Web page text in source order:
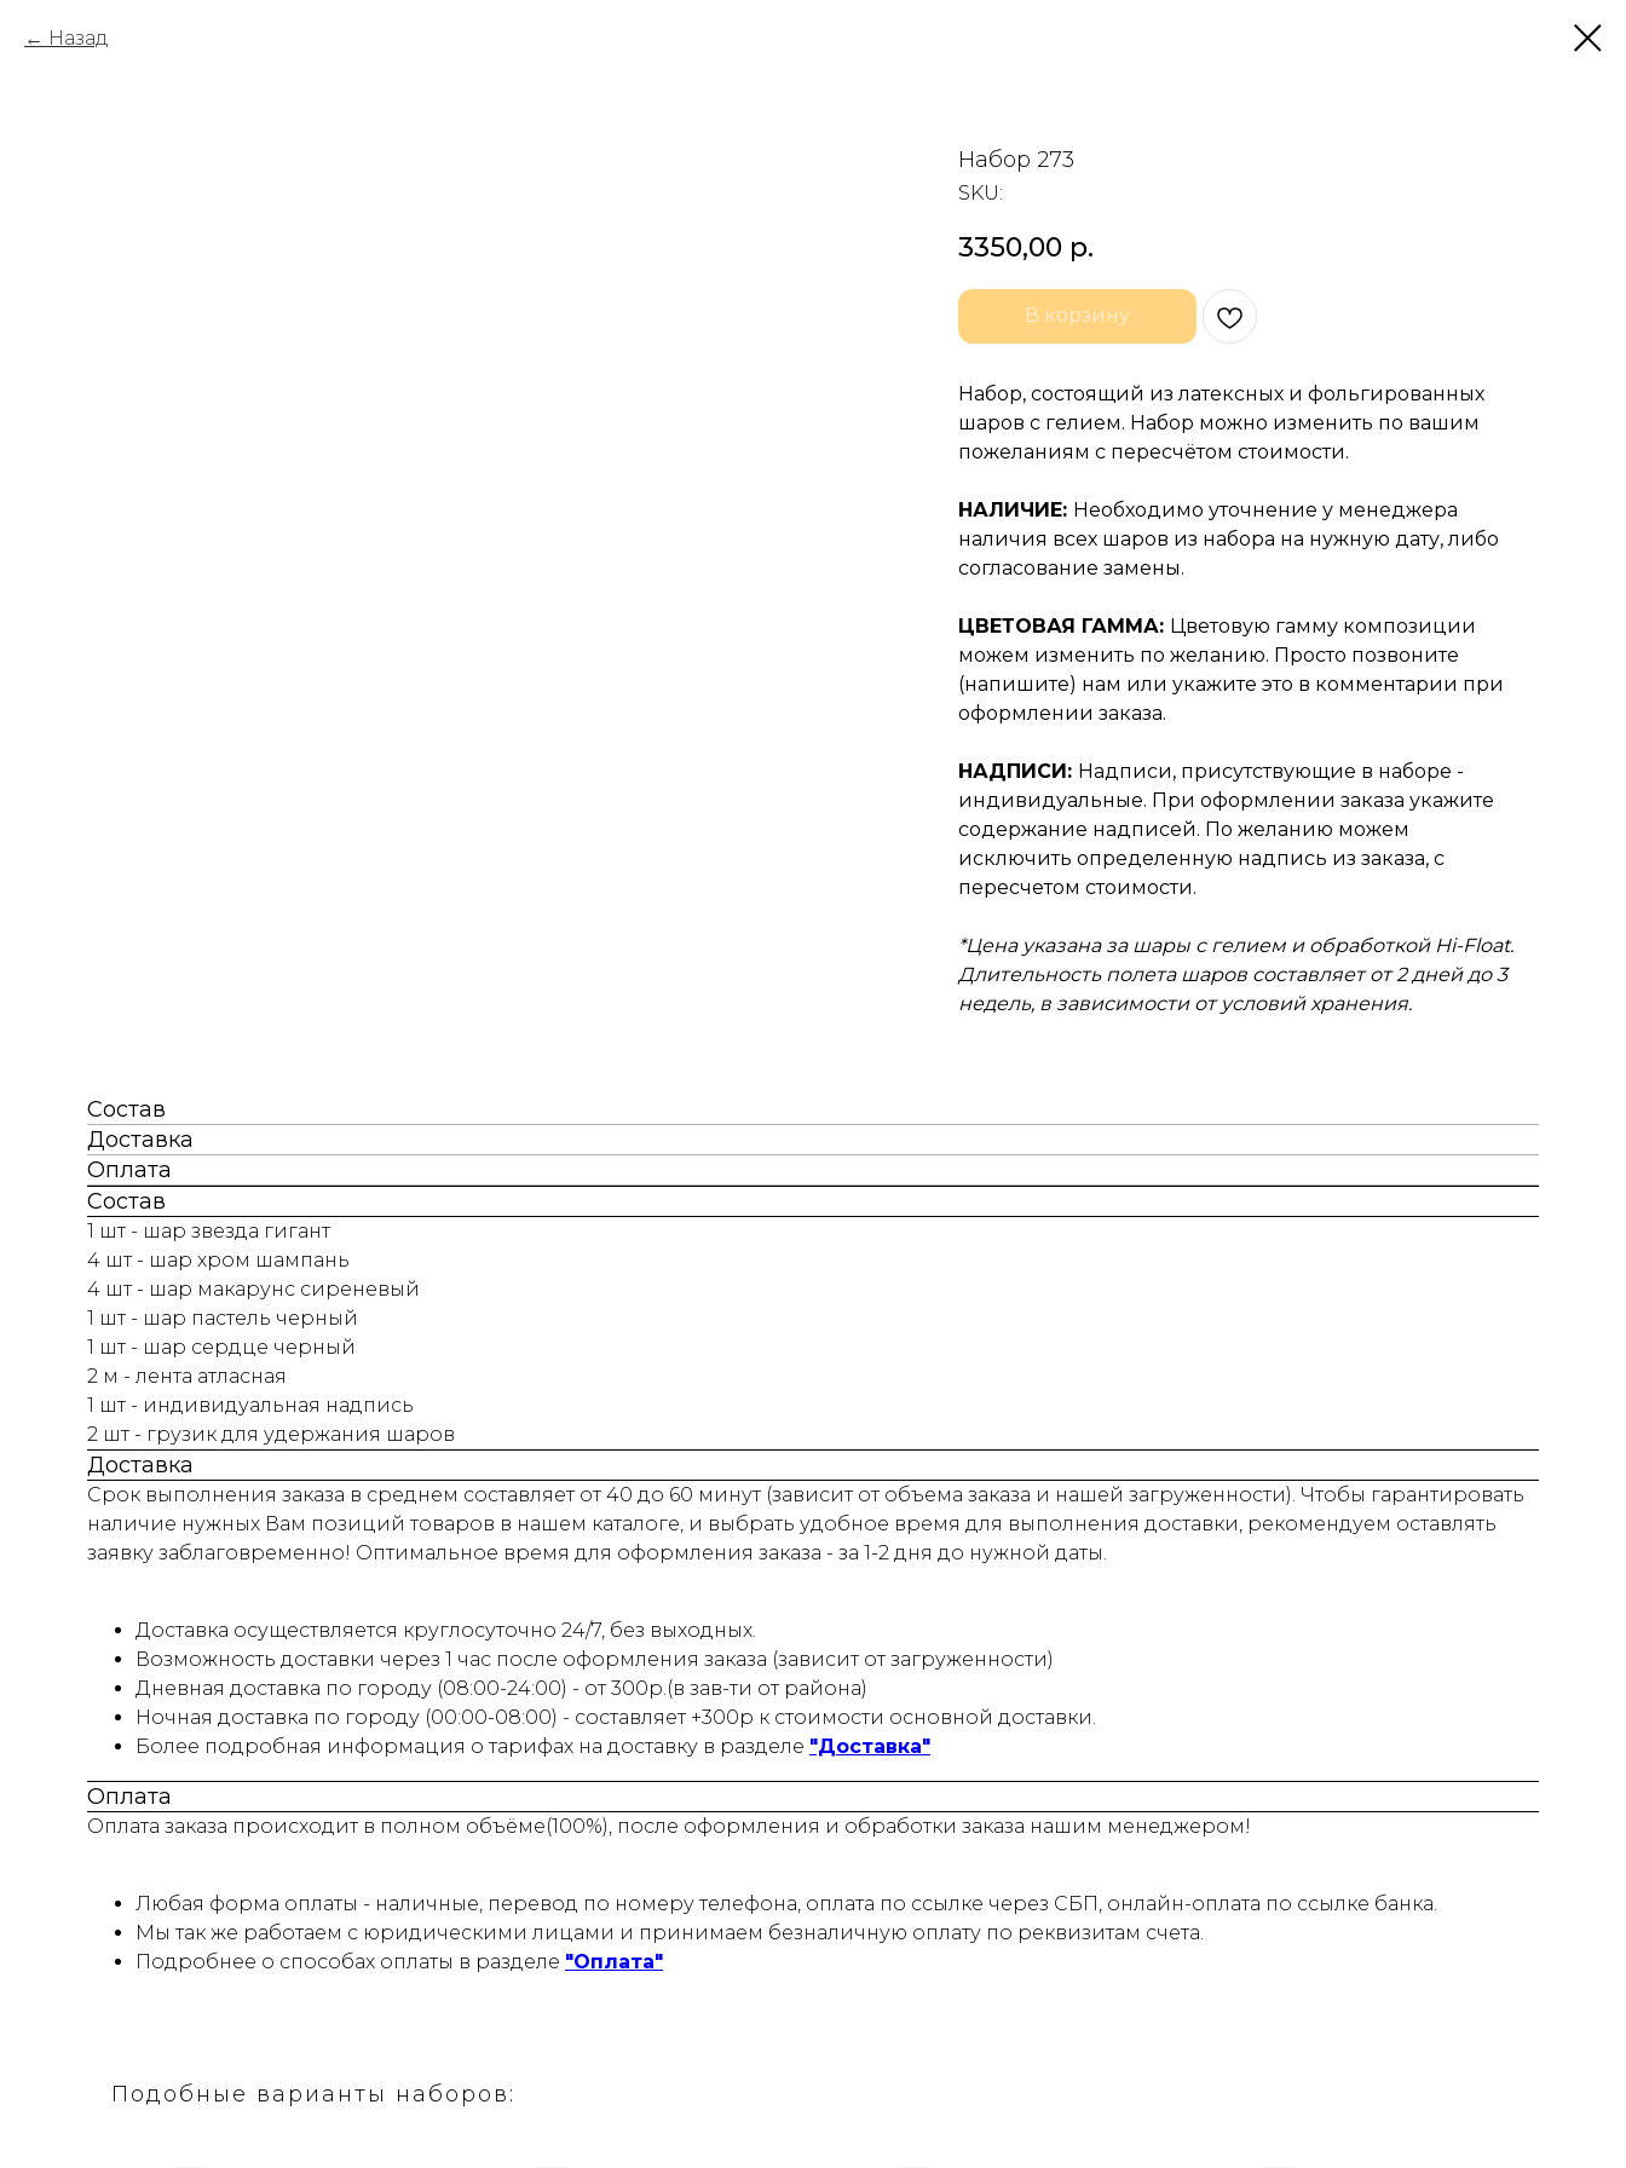
Назад
Набор 273
SKU:
3350,00 р.
В корзину
Набор, состоящий из латексных и фольгированных
шаров с гелием. Набор можно изменить по вашим
пожеланиям с пересчётом стоимости.
НАЛИЧИЕ: Необходимо уточнение у менеджера
наличия всех шаров из набора на нужную дату, либо
согласование замены.
ЦВЕТОВАЯ ГАММА: Цветовую гамму композиции
можем изменить по желанию. Просто позвоните
(напишите) нам или укажите это в комментарии при
оформлении заказа.
НАДПИСИ: Надписи, присутствующие в наборе -
индивидуальные. При оформлении заказа укажите
содержание надписей. По желанию можем
исключить определенную надпись из заказа, с
пересчетом стоимости.
*Цена указана за шары с гелием и обработкой Hi-Float.
Длительность полета шаров составляет от 2 дней до 3
недель, в зависимости от условий хранения.
Состав
Доставка
Оплата
Состав
1 шт - шар звезда гигант
4 шт - шар хром шампань
4 шт - шар макарунс сиреневый
1 шт - шар пастель черный
1 шт - шар сердце черный
2 м - лента атласная
1 шт - индивидуальная надпись
2 шт - грузик для удержания шаров
Доставка
Срок выполнения заказа в среднем составляет от 40 до 60 минут (зависит от объема заказа и нашей загруженности). Чтобы гарантировать
наличие нужных Вам позиций товаров в нашем каталоге, и выбрать удобное время для выполнения доставки, рекомендуем оставлять
заявку заблаговременно! Оптимальное время для оформления заказа - за 1-2 дня до нужной даты.
Доставка осуществляется круглосуточно 24/7, без выходных.
Возможность доставки через 1 час после оформления заказа (зависит от загруженности)
Дневная доставка по городу (08:00-24:00) - от 300р.(в зав-ти от района)
Ночная доставка по городу (00:00-08:00) - составляет +300р к стоимости основной доставки.
Более подробная информация о тарифах на доставку в разделе "Доставка"
Оплата
Оплата заказа происходит в полном объёме(100%), после оформления и обработки заказа нашим менеджером!
Любая форма оплаты - наличные, перевод по номеру телефона, оплата по ссылке через СБП, онлайн-оплата по ссылке банка.
Мы так же работаем с юридическими лицами и принимаем безналичную оплату по реквизитам счета.
Подробнее о способах оплаты в разделе "Оплата"
Подобные варианты наборов: